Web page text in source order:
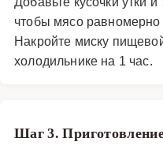
чтобы мясо
Накройте миску
холодильнике на 1 час.
Шаг 3.